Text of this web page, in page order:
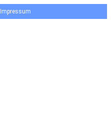
Impressum